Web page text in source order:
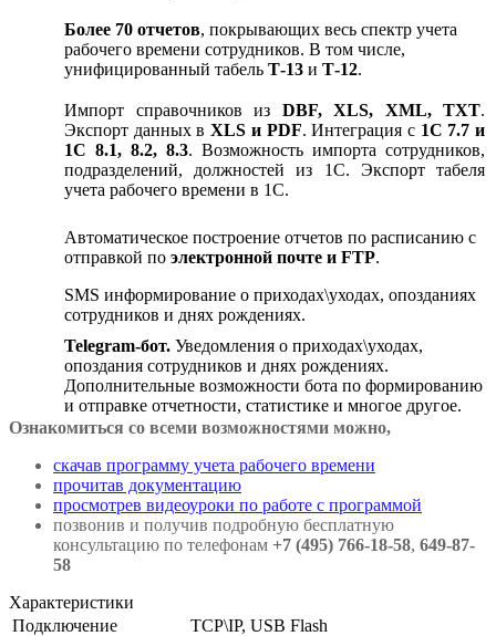
Более 70 отчетов, покрывающих весь спектр учета
рабочего времени сотрудников. В том числе,
унифицированный табель Т-13 и Т-12.
Импорт справочников из DBF, XLS, XML, TXT.
Экспорт данных в XLS и PDF. Интеграция с 1С 7.7 и
1С 8.1, 8.2, 8.3. Возможность импорта сотрудников,
подразделений, должностей из 1C. Экспорт табеля
учета рабочего времени в 1С.
Автоматическое построение отчетов по расписанию с
отправкой по электронной почте и FTP.
SMS информирование о приходах\уходах, опозданиях
сотрудников и днях рождениях.
Telegram-бот. Уведомления о приходах\уходах,
опоздания сотрудников и днях рождениях.
Дополнительные возможности бота по формированию
и отправке отчетности, статистике и многое другое.
Ознакомиться со всеми возможностями можно,
скачав программу учета рабочего времени
прочитав документацию
просмотрев видеоуроки по работе с программой
позвонив и получив подробную бесплатную
консультацию по телефонам +7 (495) 766-18-58, 649-87-
58
Характеристики
Подключение
TCP\IP, USB Flash